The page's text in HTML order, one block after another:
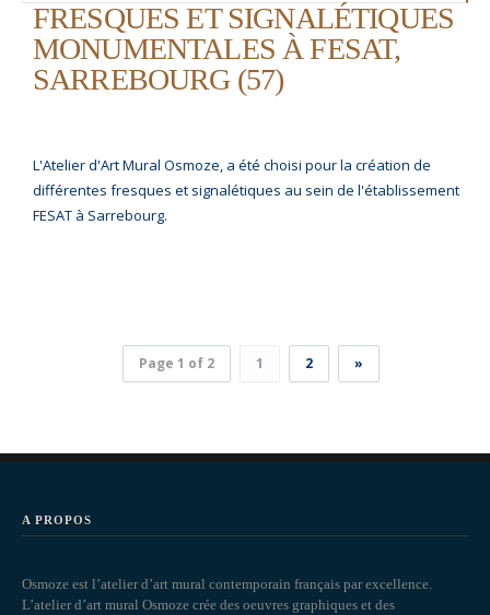
FRESQUES ET SIGNALÉTIQUES
MONUMENTALES À FESAT,
SARREBOURG (57)
L'Atelier d'Art Mural Osmoze, a été choisi pour la création de
différentes fresques et signalétiques au sein de l'établissement
FESAT à Sarrebourg.
Page 1 of 2 1 2 »
A PROPOS
Osmoze est l’atelier d’art mural contemporain français par excellence.
L’atelier d’art mural Osmoze crée des oeuvres graphiques et des